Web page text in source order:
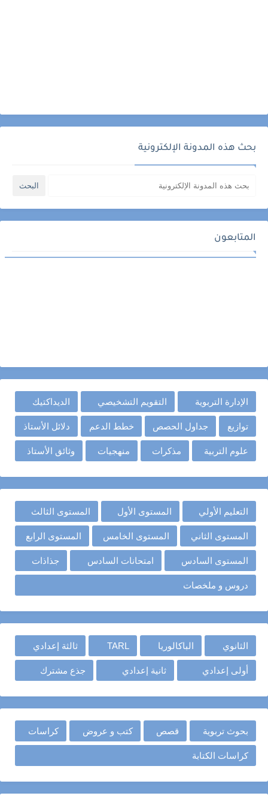
بحث هذه المدونة الإلكترونية
المتابعون
الإدارة التربوية التقويم التشخيصي الديداكتيك
توازيع جداول الحصص خطط الدعم دلائل الأستاذ
علوم التربية مذكرات منهجيات وثائق الأستاذ
التعليم الأولي المستوى الأول المستوى الثالث
المستوى الثاني المستوى الخامس المستوى الرابع
المستوى السادس امتحانات السادس جذاذات
دروس و ملخصات
الثانوي الباكالوريا TARL ثالثة إعدادي
أولى إعدادي ثانية إعدادي جذع مشترك
بحوث تربوية قصص كتب و عروض كراسات
كراسات الكتابة